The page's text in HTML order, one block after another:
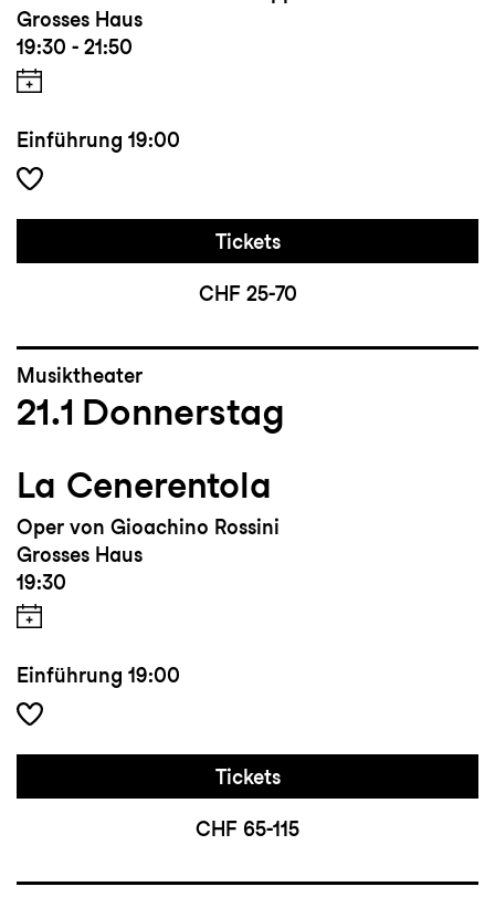
Grosses Haus
19:30 - 21:50
Einführung 19:00
Tickets
CHF 25-70
Musiktheater
21.1 Donnerstag
La Cenerentola
Oper von Gioachino Rossini
Grosses Haus
19:30
Einführung 19:00
Tickets
CHF 65-115